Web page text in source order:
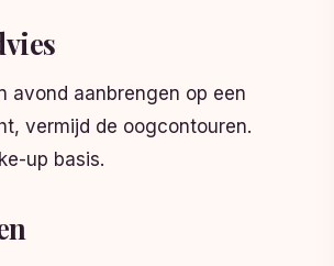
avond aanbrengen op een
vermijd de oogcontouren.
up basis.